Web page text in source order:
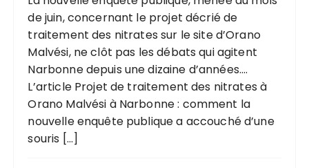
de juin, concernant le projet décrié de
traitement des nitrates sur le site d’Orano
Malvési, ne clôt pas les débats qui agitent
Narbonne depuis une dizaine d’années....
L’article Projet de traitement des nitrates à
Orano Malvési à Narbonne : comment la
nouvelle enquête publique a accouché d’une
souris […]